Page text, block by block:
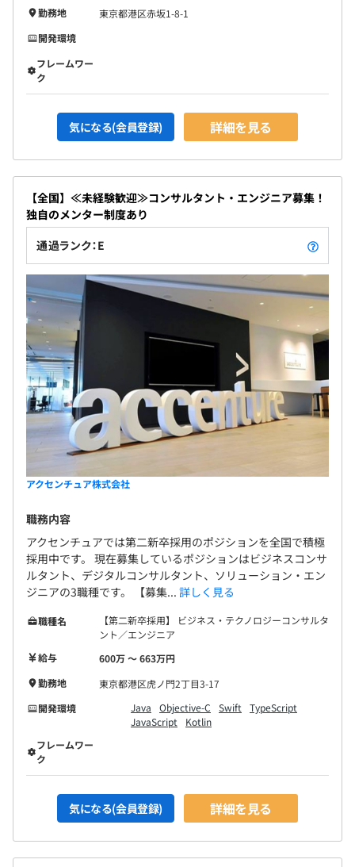
勤務地
東京都港区赤坂1-8-1
開発環境
フレームワー
ク
気になる(会員登録) 詳細を見る
【全国】≪未経験歓迎≫コンサルタント・エンジニア募集！
独自のメンター制度あり
通過ランク：E
アクセンチュア株式会社
職務内容
アクセンチュアでは第二新卒採用のポジションを全国で積極
採用中です。 現在募集しているポジションはビジネスコンサ
ルタント、デジタルコンサルタント、ソリューション・エン
ジニアの3職種です。 【募集... 詳しく見る
職種名
【第二新卒採用】 ビジネス・テクノロジーコンサルタ
ント／エンジニア
給与
600万 〜 663万円
勤務地
東京都港区虎ノ門2丁目3-17
開発環境
Java Objective-C Swift
TypeScript
JavaScript
Kotlin
フレームワー
ク
気になる(会員登録) 詳細を見る